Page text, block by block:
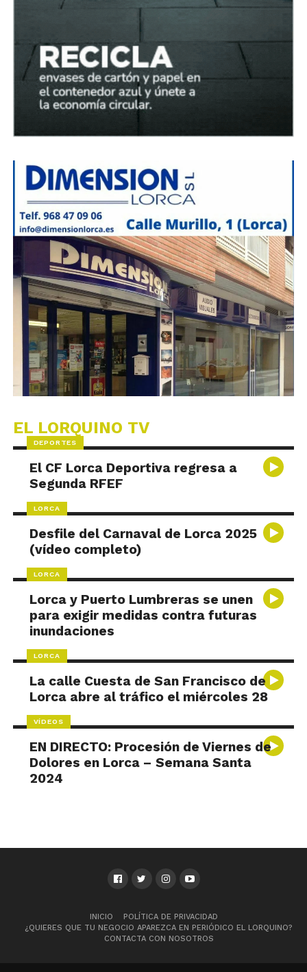
EL LORQUINO TV
DEPORTES
El CF Lorca Deportiva regresa a
Segunda RFEF
LORCA
Desfile del Carnaval de Lorca 2025
(vídeo completo)
LORCA
Lorca y Puerto Lumbreras se unen
para exigir medidas contra futuras
inundaciones
LORCA
La calle Cuesta de San Francisco de
Lorca abre al tráfico el miércoles 28
VÍDEOS
EN DIRECTO: Procesión de Viernes de
Dolores en Lorca – Semana Santa
2024
INICIO
POLÍTICA DE PRIVACIDAD
¿QUIERES QUE TU NEGOCIO APAREZCA EN PERIÓDICO EL LORQUINO?
CONTACTA CON NOSOTROS